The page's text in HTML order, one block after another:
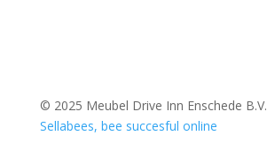
© 2025 Meubel Drive Inn Enschede B.V.
Sellabees, bee succesful online